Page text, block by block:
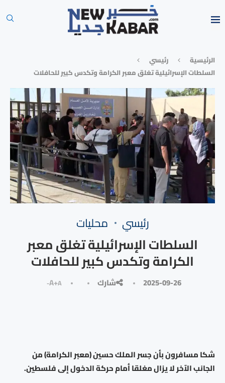
الرئيسية
رئيسي
السلطات الإسرائيلية تغلق معبر الكرامة وتكدس كبير للحافلات
رئيسي محليات
السلطات الإسرائيلية تغلق معبر
الكرامة وتكدس كبير للحافلات
2025-09-26 شارك A+A-
شكا مسافرون بأن جسر الملك حسين (معبر الكرامة) من
الجانب الآخر لا يزال مغلقا أمام حركة الدخول إلى فلسطين.